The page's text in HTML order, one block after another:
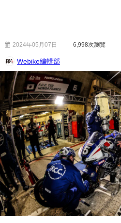
2024年05月07日 6,998次瀏覽
Webike編輯部